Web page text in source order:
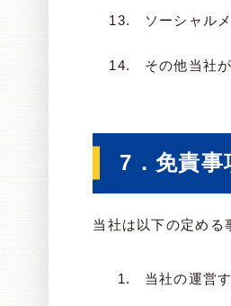
ソーシャル
その他当社
7．免責事
当社は以下の定める
当社の運営